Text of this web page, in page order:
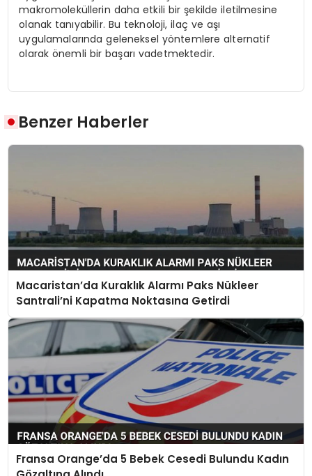
makromoleküllerin daha etkili bir şekilde iletilmesine
olanak tanıyabilir. Bu teknoloji, ilaç ve aşı
uygulamalarında geleneksel yöntemlere alternatif
olarak önemli bir başarı vadetmektedir.
Benzer Haberler
Macaristan’da Kuraklık Alarmı Paks Nükleer
Santrali’ni Kapatma Noktasına Getirdi
Fransa Orange’da 5 Bebek Cesedi Bulundu Kadın